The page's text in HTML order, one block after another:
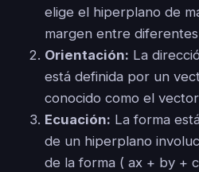
elige el hiperplano de
margen entre diferentes
Orientación: La
está definida por un
conocido como el
Ecuación: La forma
de un hiperplano
de la forma ( ax + by +